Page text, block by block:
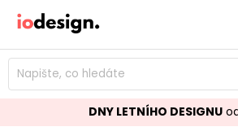
DNY LETNÍHO DESIGNU